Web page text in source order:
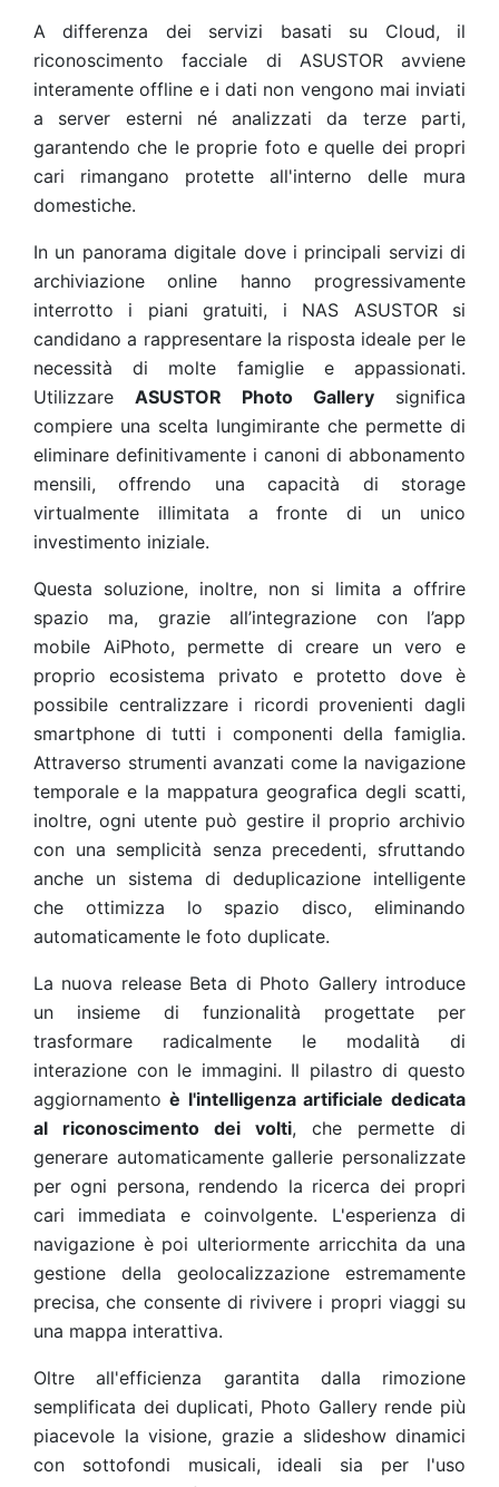
A differenza dei servizi basati su Cloud, il
riconoscimento facciale di ASUSTOR avviene
interamente offline e i dati non vengono mai inviati
a server esterni né analizzati da terze parti,
garantendo che le proprie foto e quelle dei propri
cari rimangano protette all'interno delle mura
domestiche.
In un panorama digitale dove i principali servizi di
archiviazione online hanno progressivamente
interrotto i piani gratuiti, i NAS ASUSTOR si
candidano a rappresentare la risposta ideale per le
necessità di molte famiglie e appassionati.
Utilizzare ASUSTOR Photo Gallery significa
compiere una scelta lungimirante che permette di
eliminare definitivamente i canoni di abbonamento
mensili, offrendo una capacità di storage
virtualmente illimitata a fronte di un unico
investimento iniziale.
Questa soluzione, inoltre, non si limita a offrire
spazio ma, grazie all’integrazione con l’app
mobile AiPhoto, permette di creare un vero e
proprio ecosistema privato e protetto dove è
possibile centralizzare i ricordi provenienti dagli
smartphone di tutti i componenti della famiglia.
Attraverso strumenti avanzati come la navigazione
temporale e la mappatura geografica degli scatti,
inoltre, ogni utente può gestire il proprio archivio
con una semplicità senza precedenti, sfruttando
anche un sistema di deduplicazione intelligente
che ottimizza lo spazio disco, eliminando
automaticamente le foto duplicate.
La nuova release Beta di Photo Gallery introduce
un insieme di funzionalità progettate per
trasformare radicalmente le modalità di
interazione con le immagini. Il pilastro di questo
aggiornamento è l'intelligenza artificiale dedicata
al riconoscimento dei volti, che permette di
generare automaticamente gallerie personalizzate
per ogni persona, rendendo la ricerca dei propri
cari immediata e coinvolgente. L'esperienza di
navigazione è poi ulteriormente arricchita da una
gestione della geolocalizzazione estremamente
precisa, che consente di rivivere i propri viaggi su
una mappa interattiva.
Oltre all'efficienza garantita dalla rimozione
semplificata dei duplicati, Photo Gallery rende più
piacevole la visione, grazie a slideshow dinamici
con sottofondi musicali, ideali sia per l'uso